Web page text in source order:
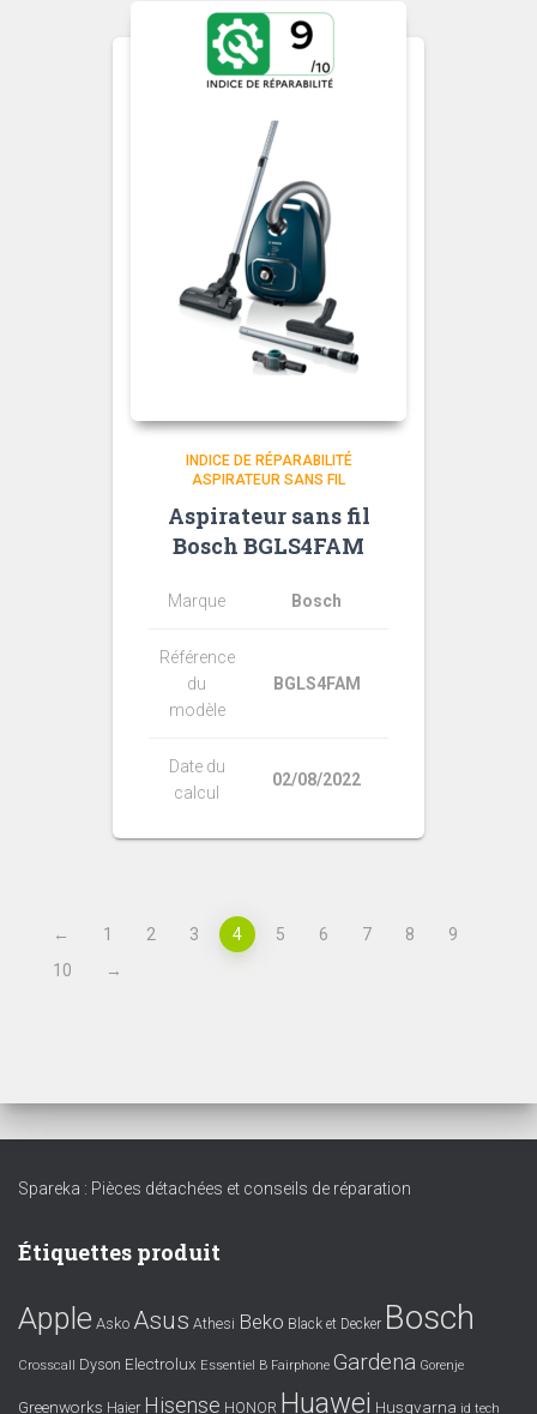
INDICE DE RÉPARABILITÉ
ASPIRATEUR SANS FIL
Aspirateur sans fil
Bosch BGLS4FAM
Marque Bosch
Référence
du
modèle
BGLS4FAM
Date du
calcul
02/08/2022
← 1 2 3 4 5 6 7 8
9
10
→
Spareka : Pièces détachées et conseils de réparation
Étiquettes produit
Apple Asko Asus Athesi Beko Black et Decker Bosch
Crosscall Dyson Electrolux Essentiel B Fairphone Gardena Gorenje
Greenworks Haier Hisense HONOR Huawei Husqvarna id tech